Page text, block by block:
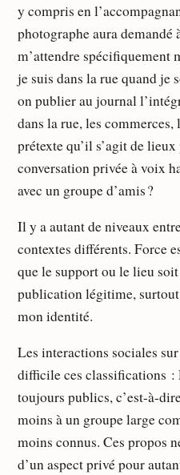
y compris en
photographe aura demandé
m’attendre spécifiquement
je suis dans la rue quand je
on publier au journal
dans la rue, les
prétexte qu’il s’agit de
conversation privée à voix
avec un groupe d’amis ?
Il y a autant de niveaux
contextes différents. Force
que le support ou le lieu
publication légitime,
mon identité.
Les interactions sociales
difficile ces classifications :
toujours publics, c’est-à-
moins à un groupe large
moins connus. Ces propos
d’un aspect privé pour